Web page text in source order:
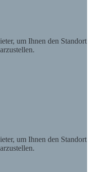
um Ihnen den Standort
um Ihnen den Standort